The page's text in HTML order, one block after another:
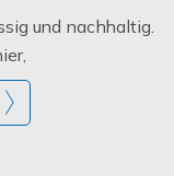
und nachhaltig.